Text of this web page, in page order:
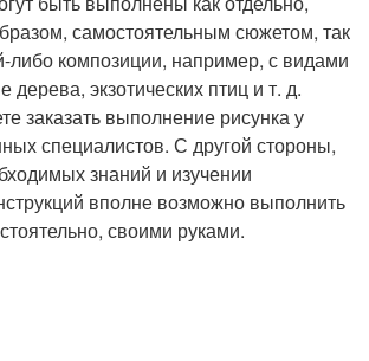
самостоятельным сюжетом, так
либо композиции, например, с видами
экзотических птиц и т. д.
заказать выполнение рисунка у
специалистов. С другой стороны,
знаний и изучении
вполне возможно выполнить
своими руками.